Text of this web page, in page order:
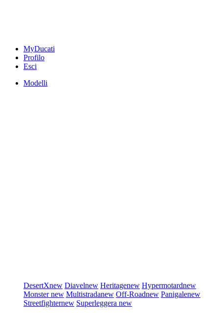
MyDucati
Profilo
Esci
Modelli
DesertXnew Diavelnew Heritagenew Hypermotardnew
Monsternew Multistradanew Off-Roadnew Panigalenew
Streetfighternew Superleggera new